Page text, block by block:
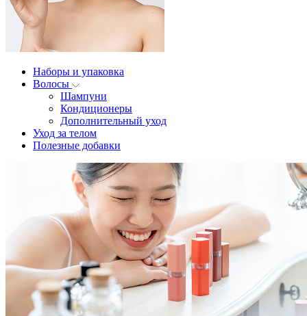
Наборы и упаковка
Волосы
Шампуни
Кондиционеры
Дополнительный уход
Уход за телом
Полезные добавки